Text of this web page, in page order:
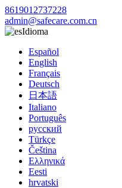
8619012737228
admin@safecare.com.cn
Idioma
Español
English
Français
Deutsch
日本語
Italiano
Português
русский
Türkçe
Čeština
Ελληνικά
Eesti
hrvatski